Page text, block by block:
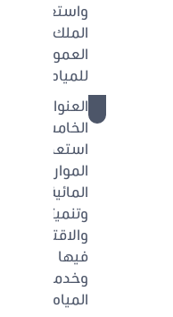
واستعمال
الملك
العمومي
للمياه
العنوان
الخامس:
استعمالات
الموارد
المائية
وتنميتها
والاقتصاد
فيها
وخدمات
المياه